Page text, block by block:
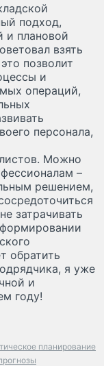
подход,
и плановой
взять
позволит
и
операций,
персонала,
Можно
–
решением,
затрачивать
обратить
я уже
и
году!
планирование